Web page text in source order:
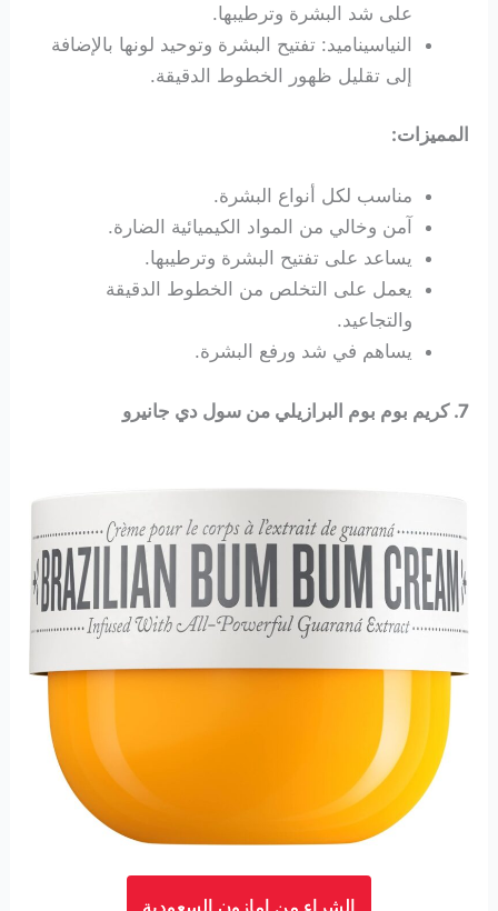
على شد البشرة وترطيبها.
النياسيناميد: تفتيح البشرة وتوحيد لونها بالإضافة
إلى تقليل ظهور الخطوط الدقيقة.
المميزات:
مناسب لكل أنواع البشرة.
آمن وخالي من المواد الكيميائية الضارة.
يساعد على تفتيح البشرة وترطيبها.
يعمل على التخلص من الخطوط الدقيقة
والتجاعيد.
يساهم في شد ورفع البشرة.
7. كريم بوم بوم البرازيلي من سول دي جانيرو